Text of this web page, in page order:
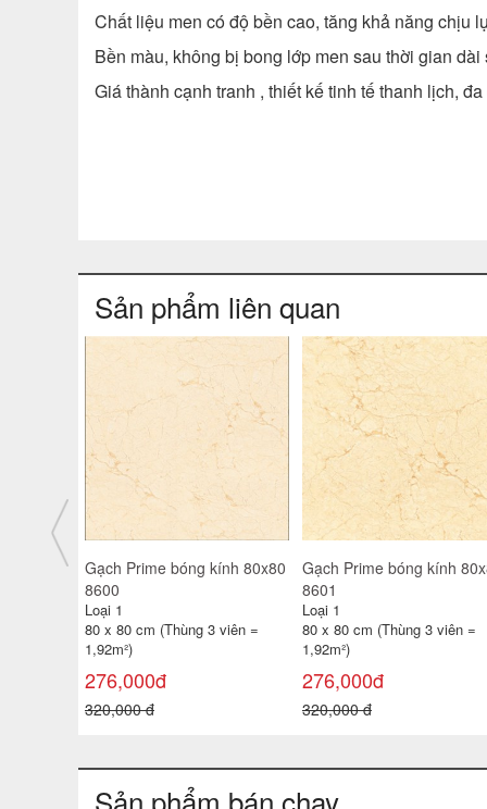
Chất liệu men có độ bền cao, tăng khả năng chịu
Bền màu, không bị bong lớp men sau thời gian dài
Giá thành cạnh tranh , thiết kế tinh tế thanh lịch,
Sản phẩm liên quan
80x80
Gạch Prime bóng kính 80x80
8803
Loại 1
80 x 80 cm (Thùng 3 viên =
1,92m²)
258,000đ
320,000 đ
Gạch Prime bóng kính
8804
Loại 1
80 x 80 cm (Thùng 3 viên =
1,92m²)
318,000đ
380,000 đ
Sản phẩm bán chạy